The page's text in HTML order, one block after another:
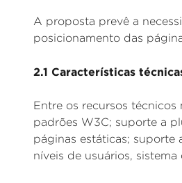
A proposta prevê a
posicionamento das
2.1 Características
Entre os recursos técnicos
padrões W3C; suporte a
páginas estáticas; suporte
níveis de usuários,